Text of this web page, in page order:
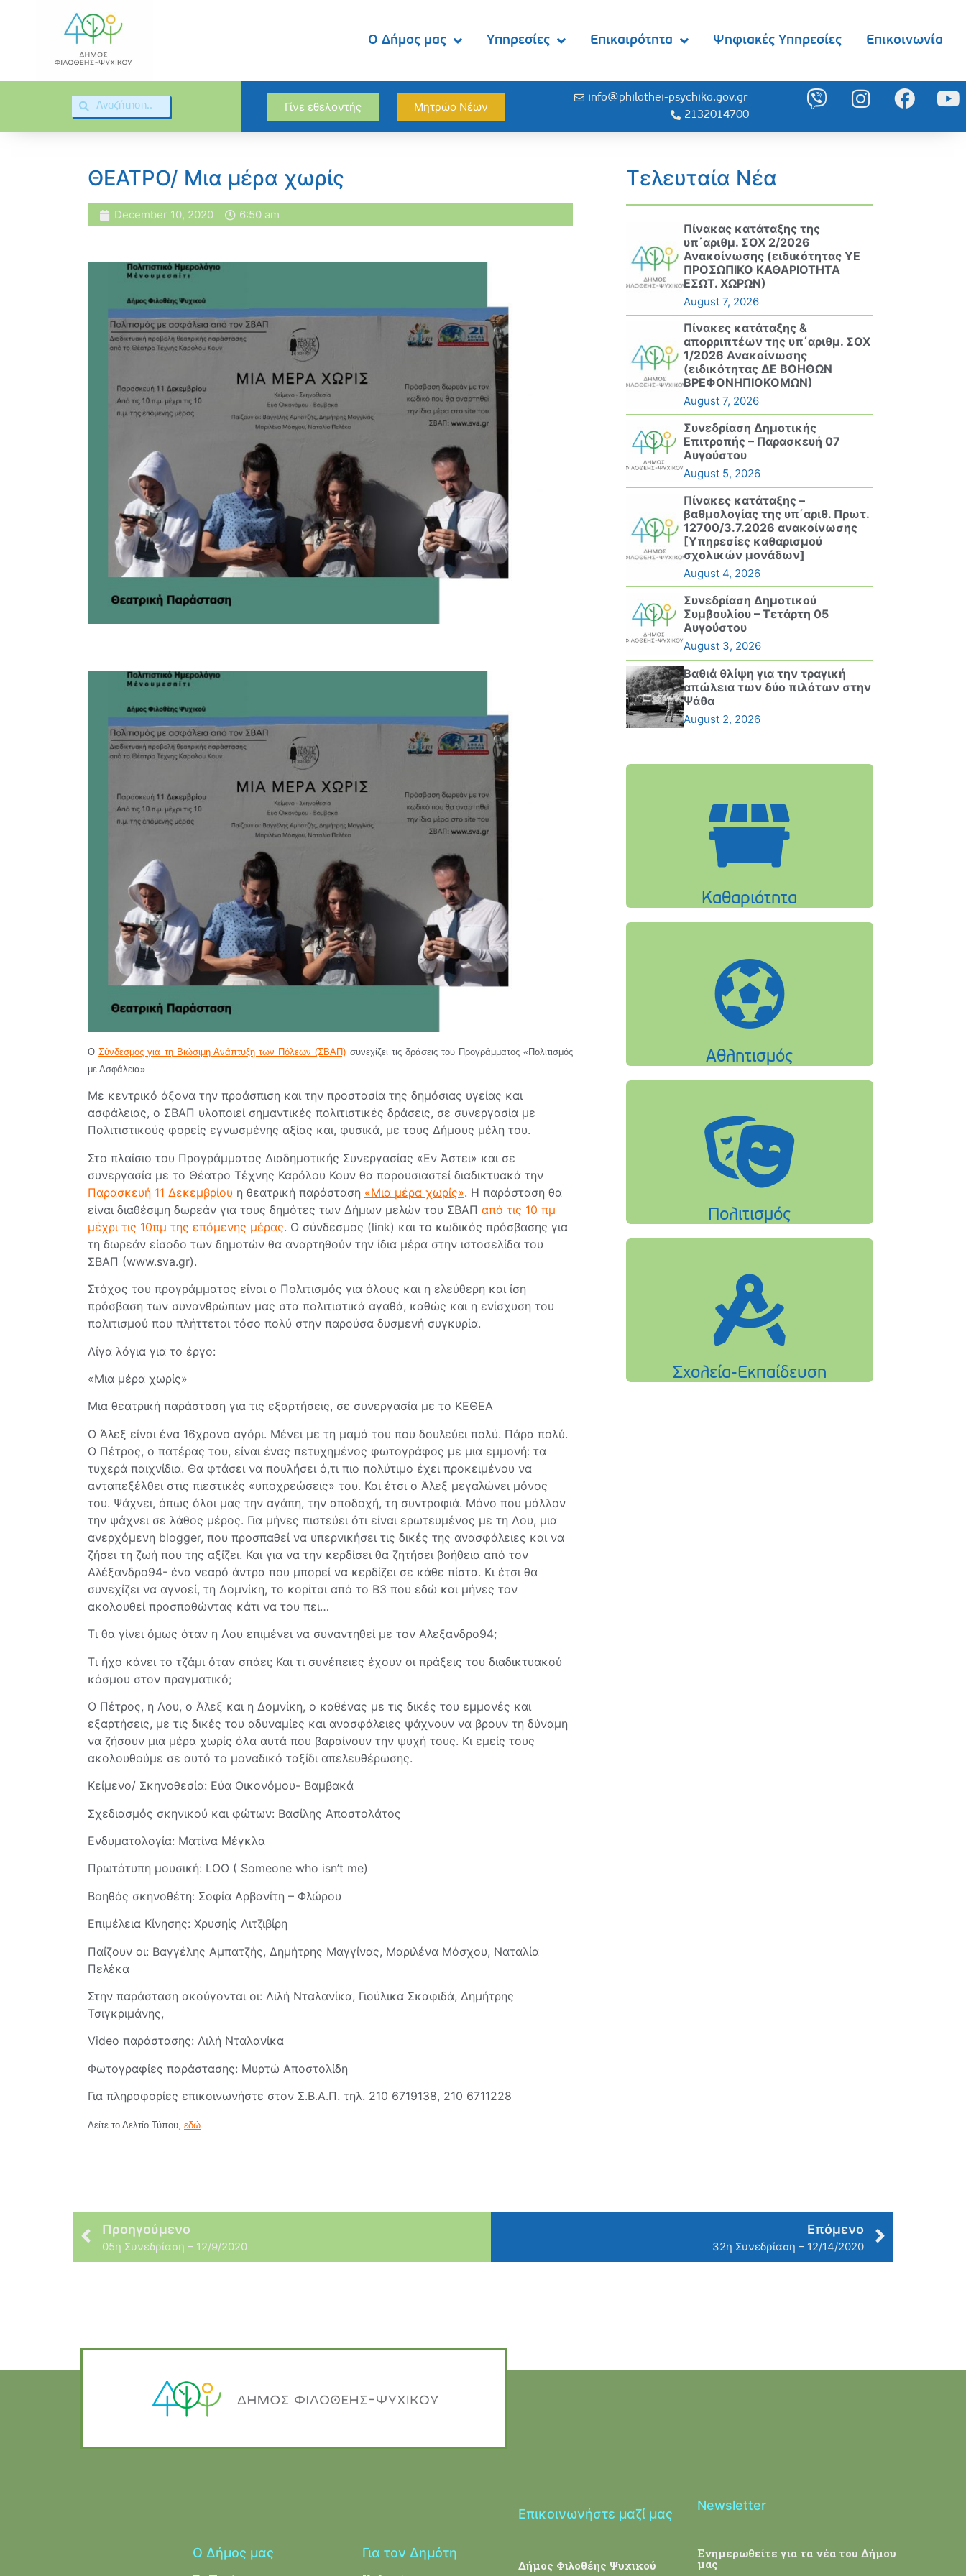
Ο Δήμος μας Υπηρεσίες Επικαιρότητα Ψηφιακές Υπηρεσίες Επικοινωνία
Γίνε εθελοντής Μητρώο Νέων
info@philothei-psychiko.gov.gr
2132014700
ΘΕΑΤΡΟ/ Μια μέρα χωρίς
December 10, 2020 6:50 am
ΟΣύνδεσμος για τη Βιώσιμη Ανάπτυξη των Πόλεων (ΣΒΑΠ) συνεχίζει τις δράσεις του Προγράμματος «Πολιτισμός
με Ασφάλεια».
Με κεντρικό άξονα την προάσπιση και την προστασία της δημόσιας υγείας και
ασφάλειας, ο ΣΒΑΠ υλοποιεί σημαντικές πολιτιστικές δράσεις, σε συνεργασία με
Πολιτιστικούς φορείς εγνωσμένης αξίας και, φυσικά, με τους Δήμους μέλη του.
Στο πλαίσιο του Προγράμματος Διαδημοτικής Συνεργασίας «Εν Άστει» και σε
συνεργασία με το Θέατρο Τέχνης Καρόλου Κουν θα παρουσιαστεί διαδικτυακά την
Παρασκευή 11 Δεκεμβρίου η θεατρική παράσταση «Μια μέρα χωρίς». Η παράσταση θα
είναι διαθέσιμη δωρεάν για τους δημότες των Δήμων μελών του ΣΒΑΠ από τις 10 πμ
μέχρι τις 10πμ της επόμενης μέρας. Ο σύνδεσμος (link) και το κωδικός πρόσβασης για
τη δωρεάν είσοδο των δημοτών θα αναρτηθούν την ίδια μέρα στην ιστοσελίδα του
ΣΒΑΠ (www.sva.gr).
Στόχος του προγράμματος είναι ο Πολιτισμός για όλους και η ελεύθερη και ίση
πρόσβαση των συνανθρώπων μας στα πολιτιστικά αγαθά, καθώς και η ενίσχυση του
πολιτισμού που πλήττεται τόσο πολύ στην παρούσα δυσμενή συγκυρία.
Λίγα λόγια για το έργο:
«Μια μέρα χωρίς»
Μια θεατρική παράσταση για τις εξαρτήσεις, σε συνεργασία με το ΚΕΘΕΑ
Ο Άλεξ είναι ένα 16χρονο αγόρι. Μένει με τη μαμά του που δουλεύει πολύ. Πάρα πολύ.
Ο Πέτρος, ο πατέρας του, είναι ένας πετυχημένος φωτογράφος με μια εμμονή: τα
τυχερά παιχνίδια. Θα φτάσει να πουλήσει ό,τι πιο πολύτιμο έχει προκειμένου να
ανταπεξέλθει στις πιεστικές «υποχρεώσεις» του. Και έτσι ο Άλεξ μεγαλώνει μόνος
του. Ψάχνει, όπως όλοι μας την αγάπη, την αποδοχή, τη συντροφιά. Μόνο που μάλλον
την ψάχνει σε λάθος μέρος. Για μήνες πιστεύει ότι είναι ερωτευμένος με τη Λου, μια
ανερχόμενη blogger, που προσπαθεί να υπερνικήσει τις δικές της ανασφάλειες και να
ζήσει τη ζωή που της αξίζει. Και για να την κερδίσει θα ζητήσει βοήθεια από τον
Αλέξανδρο94- ένα νεαρό άντρα που μπορεί να κερδίζει σε κάθε πίστα. Κι έτσι θα
συνεχίζει να αγνοεί, τη Δομνίκη, το κορίτσι από το Β3 που εδώ και μήνες τον
ακολουθεί προσπαθώντας κάτι να του πει…
Τι θα γίνει όμως όταν η Λου επιμένει να συναντηθεί με τον Αλεξανδρο94;
Τι ήχο κάνει το τζάμι όταν σπάει; Και τι συνέπειες έχουν οι πράξεις του διαδικτυακού
κόσμου στον πραγματικό;
Ο Πέτρος, η Λου, ο Άλεξ και η Δομνίκη, ο καθένας με τις δικές του εμμονές και
εξαρτήσεις, με τις δικές του αδυναμίες και ανασφάλειες ψάχνουν να βρουν τη δύναμη
να ζήσουν μια μέρα χωρίς όλα αυτά που βαραίνουν την ψυχή τους. Κι εμείς τους
ακολουθούμε σε αυτό το μοναδικό ταξίδι απελευθέρωσης.
Κείμενο/ Σκηνοθεσία: Εύα Οικονόμου- Βαμβακά
Σχεδιασμός σκηνικού και φώτων: Βασίλης Αποστολάτος
Ενδυματολογία: Ματίνα Μέγκλα
Πρωτότυπη μουσική: LOO ( Someone who isn’t me)
Βοηθός σκηνοθέτη: Σοφία Αρβανίτη – Φλώρου
Επιμέλεια Κίνησης: Χρυσηίς Λιτζιβίρη
Παίζουν οι: Βαγγέλης Αμπατζής, Δημήτρης Μαγγίνας, Μαριλένα Μόσχου, Ναταλία
Πελέκα
Στην παράσταση ακούγονται οι: Λιλή Νταλανίκα, Γιούλικα Σκαφιδά, Δημήτρης
Τσιγκριμάνης,
Video παράστασης: Λιλή Νταλανίκα
Φωτογραφίες παράστασης: Μυρτώ Αποστολίδη
Για πληροφορίες επικοινωνήστε στον Σ.Β.Α.Π. τηλ. 210 6719138, 210 6711228
Δείτε το Δελτίο Τύπου, εδώ
Τελευταία Νέα
Πίνακας κατάταξης της
υπ΄αριθμ. ΣΟΧ 2/2026
Ανακοίνωσης (ειδικότητας ΥΕ
ΠΡΟΣΩΠΙΚΟ ΚΑΘΑΡΙΟΤΗΤΑ
ΕΣΩΤ. ΧΩΡΩΝ)
August 7, 2026
Πίνακες κατάταξης &
απορριπτέων της υπ΄αριθμ. ΣΟΧ
1/2026 Ανακοίνωσης
(ειδικότητας ΔΕ ΒΟΗΘΩΝ
ΒΡΕΦΟΝΗΠΙΟΚΟΜΩΝ)
August 7, 2026
Συνεδρίαση Δημοτικής
Επιτροπής – Παρασκευή 07
Αυγούστου
August 5, 2026
Πίνακες κατάταξης –
βαθμολογίας της υπ΄αριθ. Πρωτ.
12700/3.7.2026 ανακοίνωσης
[Υπηρεσίες καθαρισμού
σχολικών μονάδων]
August 4, 2026
Συνεδρίαση Δημοτικού
Συμβουλίου – Τετάρτη 05
Αυγούστου
August 3, 2026
Βαθιά θλίψη για την τραγική
απώλεια των δύο πιλότων στην
Ψάθα
August 2, 2026
Προηγούμενο
05η Συνεδρίαση – 12/9/2020
Επόμενο
32η Συνεδρίαση – 12/14/2020
Ο Δήμος μας Για τον Δημότη
Επικοινωνήστε μαζί μας
Δήμος Φιλοθέης Ψυχικού
Newsletter
Ενημερωθείτε για τα νέα του Δήμου
μας